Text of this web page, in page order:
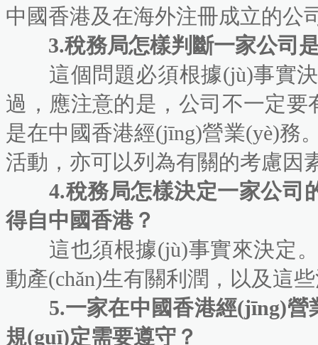
中國香港及在海外注冊成立的公
3.稅務局怎樣判斷一家公司是
這個問題必須根據(jù)事實決定
過，應注意的是，公司不一
是在中國香港經(jīng)營業(yè)務
活動，亦可以列為有關的考慮因
4.稅務局怎樣決定一家公司
得自中國香港？
這也須根據(jù)事實來決定
動產(chǎn)生有關利潤，以及
5.一家在中國香港經(jīng)營業
規(guī)定需要遵守？